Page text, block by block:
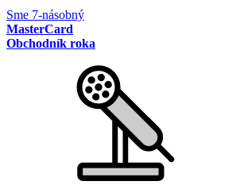
Sme 7-násobný
MasterCard
Obchodník roka